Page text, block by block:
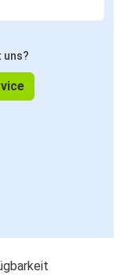
uns?